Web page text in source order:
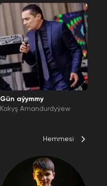
Gün aýymmy
Kakyş Amandurdyýew
Hemmesi